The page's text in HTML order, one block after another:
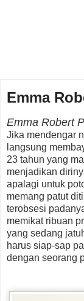
Emma
Emma Robert
Jika mendengar
langsung
23 tahun yang
menjadikan
apalagi untuk
memang patut
terobsesi
memikat ribuan
yang sedang
harus siap-sap
dengan seorang